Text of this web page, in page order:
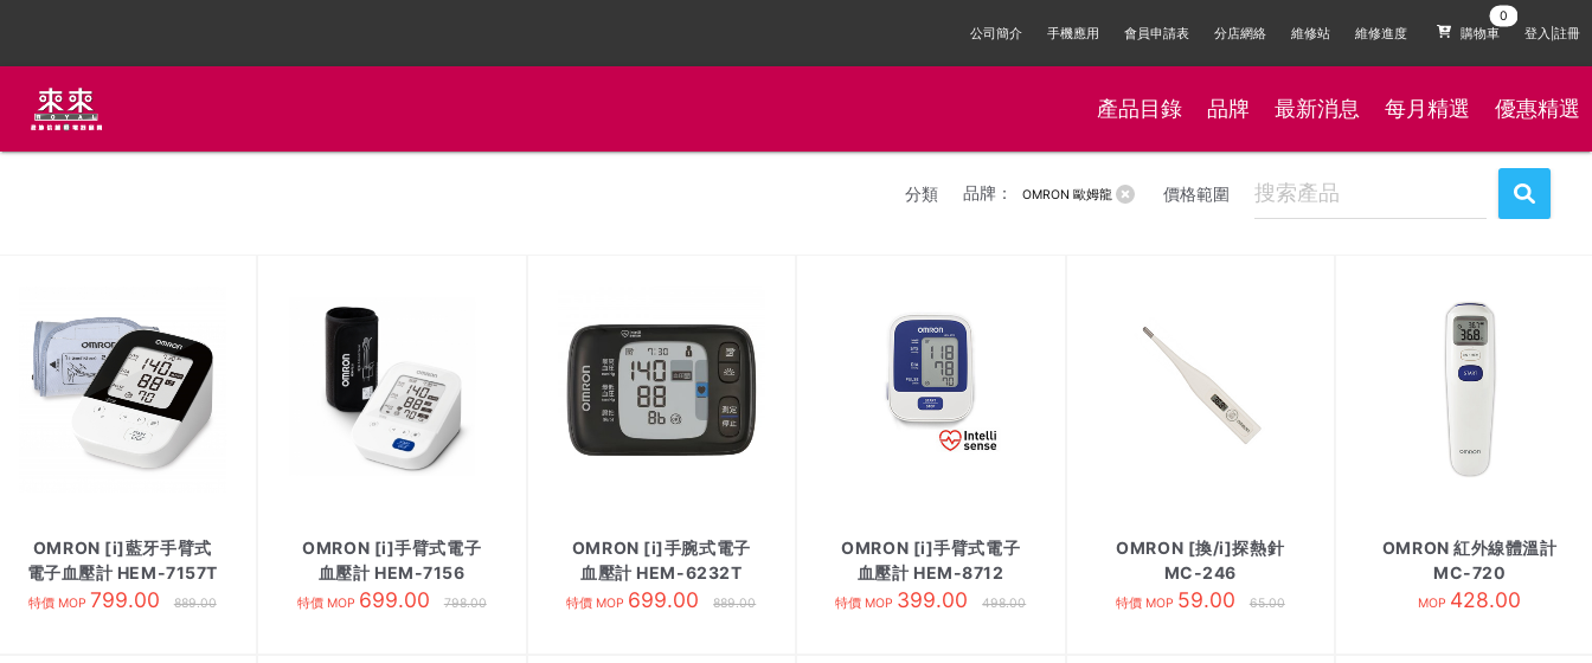
公司簡介 手機應用 會員申請表 分店網絡 維修站 維修進度 購物車 登入|註冊
產品目錄 品牌 最新消息 每月精選 優惠精選
分類 品牌： OMRON 歐姆龍 價格範圍
OMRON [i]藍牙手臂式
電子血壓計 HEM-7157T
特價 MOP 799.00 889.00
OMRON [i]手臂式電子
血壓計 HEM-7156
特價 MOP 699.00 798.00
OMRON [i]手腕式電子
血壓計 HEM-6232T
特價 MOP 699.00 889.00
OMRON [i]手臂式電子
血壓計 HEM-8712
特價 MOP 399.00 498.00
OMRON [換/i]探熱針
MC-246
特價 MOP 59.00 65.00
OMRON 紅外線體溫計
MC-720
MOP 428.00